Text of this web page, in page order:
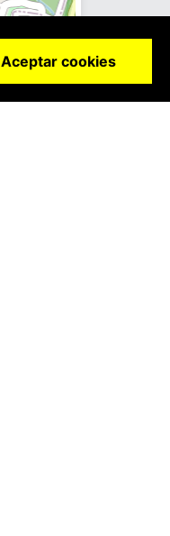
Aceptar cookies